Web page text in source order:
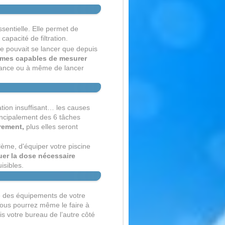
Elle permet de
de filtration.
pouvait se lancer que depuis
capables de mesurer
ou à même de lancer
insuffisant… les causes
des 6 tâches
plus elles seront
d'équiper votre piscine
la dose nécessaire
des équipements de votre
pourrez même le faire à
votre bureau de l’autre côté